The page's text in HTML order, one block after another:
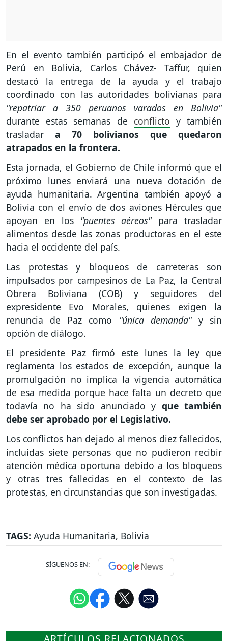
En el evento también participó el embajador de
Perú en Bolivia, Carlos Chávez- Taffur, quien
destacó la entrega de la ayuda y el trabajo
coordinado con las autoridades bolivianas para
"repatriar a 350 peruanos varados en Bolivia"
durante estas semanas de conflicto y también
trasladar a 70 bolivianos que quedaron
atrapados en la frontera.
Esta jornada, el Gobierno de Chile informó que el
próximo lunes enviará una nueva dotación de
ayuda humanitaria. Argentina también apoyó a
Bolivia con el envío de dos aviones Hércules que
apoyan en los
"puentes aéreos"para trasladar
alimentos desde las zonas productoras en el este
hacia el occidente del país.
Las protestas y bloqueos de carreteras son
impulsados por campesinos de La Paz, la Central
Obrera Boliviana (COB) y seguidores del
expresidente Evo Morales, quienes exigen la
renuncia de Paz como
"única demanda"y sin
opción de diálogo.
El presidente Paz firmó este lunes la ley que
reglamenta los estados de excepción, aunque la
promulgación no implica la vigencia automática
de esa medida porque hace falta un decreto que
todavía no ha sido anunciado y que también
debe ser aprobado por el Legislativo.
Los conflictos han dejado al menos diez fallecidos,
incluidas siete personas que no pudieron recibir
atención médica oportuna debido a los bloqueos
y otras tres fallecidas en el contexto de las
protestas, en circunstancias que son investigadas.
TAGS: Ayuda Humanitaria, Bolivia
SÍGUENOS EN: